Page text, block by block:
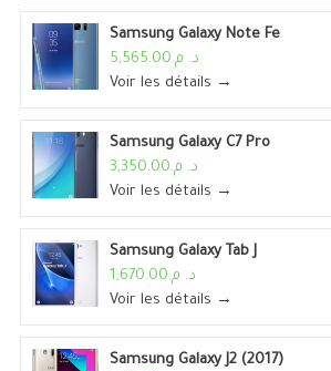
Samsung Galaxy Note Fe
د. م.5,565.00
Voir les détails →
Samsung Galaxy C7 Pro
د. م.3,350.00
Voir les détails →
Samsung Galaxy Tab J
د. م.1,670.00
Voir les détails →
Samsung Galaxy J2 (2017)